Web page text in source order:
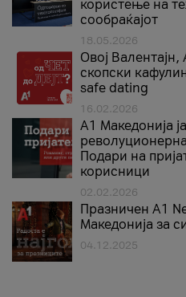
користење на
сообраќајот
18.05.2026
Овој
скопски
safe dating
16.02.2026
А1 Македонија
Подари на
корисници
02.02.2026
Празничен A1
Македонија за
04.12.2025